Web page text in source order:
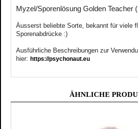
Myzel/Sporenlösung Golden Teacher
Äusserst beliebte Sorte, bekannt für viele
Sporenabdrücke :)
Ausführliche Beschreibungen zur
hier: https://psychonaut.eu
ÄHNLICHE